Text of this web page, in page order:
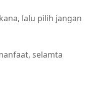
lalu pilih jangan
selamta